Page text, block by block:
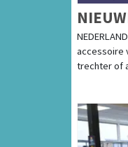
accessoire
trechter of